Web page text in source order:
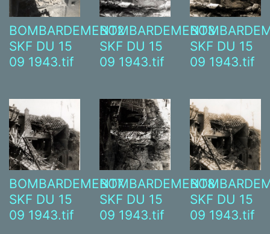
BOMBARDEMENT2
SKF DU 15
09 1943.tif
BOMBARDEMENT3
SKF DU 15
09 1943.tif
SKF DU 15
09 1943.tif
BOMBARDEMENT7
SKF DU 15
09 1943.tif
BOMBARDEMENT8
SKF DU 15
09 1943.tif
SKF DU 15
09 1943.tif